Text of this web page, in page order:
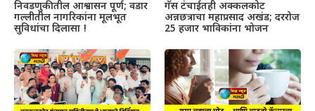
निवडणुकीतील आश्वासन पूर्ण; वडार
गल्लीतील नागरिकांना मूलभूत
सुविधांचा दिलासा !
गॅस टंचाईतही अक्कलकोट
अन्नछत्राचा महाप्रसाद अखंड; दररोज
25 हजार भाविकांना भोजन